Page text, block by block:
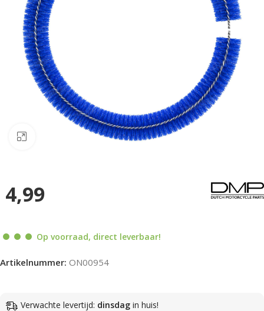
Klik om te vergroten
4,99
Op voorraad, direct leverbaar!
Artikelnummer: ON00954
Verwachte levertijd: dinsdag in huis!